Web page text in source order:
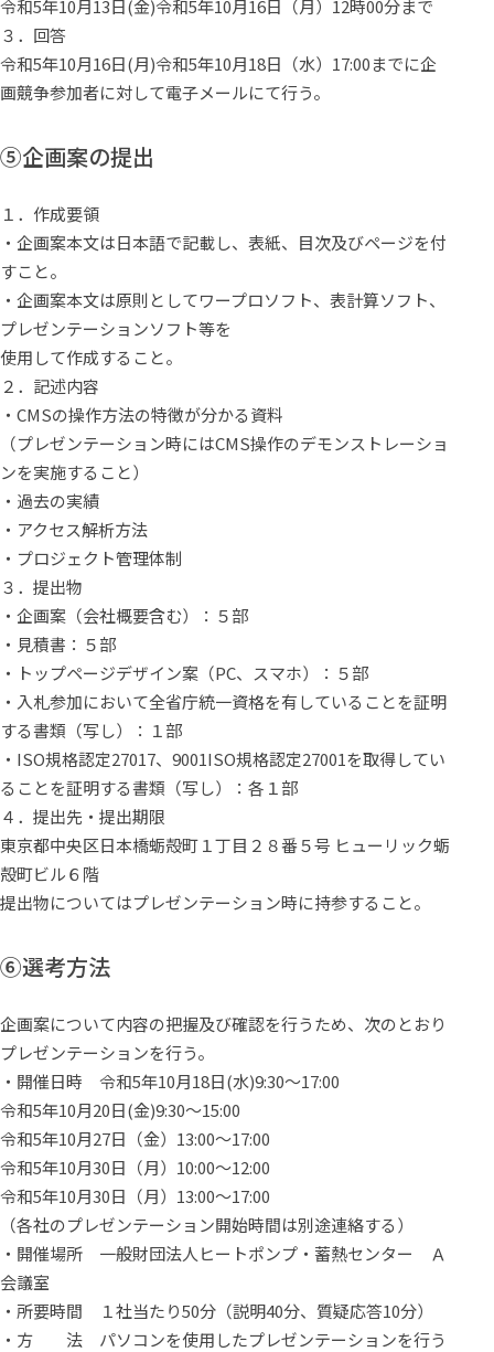
令和5年10月13日(金)令和5年10月16日（月）12時00分まで
３．回答
令和5年10月16日(月)令和5年10月18日（水）17:00までに企
画競争参加者に対して電子メールにて行う。
⑤企画案の提出
１．作成要領
・企画案本文は日本語で記載し、表紙、目次及びページを付
すこと。
・企画案本文は原則としてワープロソフト、表計算ソフト、
プレゼンテーションソフト等を
使用して作成すること。
２．記述内容
・CMSの操作方法の特徴が分かる資料
（プレゼンテーション時にはCMS操作のデモンストレーショ
ンを実施すること）
・過去の実績
・アクセス解析方法
・プロジェクト管理体制
３．提出物
・企画案（会社概要含む）：５部
・見積書：５部
・トップページデザイン案（PC、スマホ）：５部
・入札参加において全省庁統一資格を有していることを証明
する書類（写し）：１部
・ ISO規格認定27017、9001ISO規格認定27001を取得してい
ることを証明する書類（写し）：各１部
４．提出先・提出期限
東京都中央区日本橋蛎殻町１丁目２８番５号 ヒューリック蛎
殻町ビル６階
提出物についてはプレゼンテーション時に持参すること。
⑥選考方法
企画案について内容の把握及び確認を行うため、次のとおり
プレゼンテーションを行う。
・開催日時 令和5年10月18日(水)9:30～17:00
令和5年10月20日(金)9:30～15:00
令和5年10月27日（金）13:00～17:00
令和5年10月30日（月）10:00～12:00
令和5年10月30日（月）13:00～17:00
（各社のプレゼンテーション開始時間は別途連絡する）
・開催場所 一般財団法人ヒートポンプ・蓄熱センター Ａ
会議室
・所要時間 １社当たり50分（説明40分、質疑応答10分）
・方 法 パソコンを使用したプレゼンテーションを行う